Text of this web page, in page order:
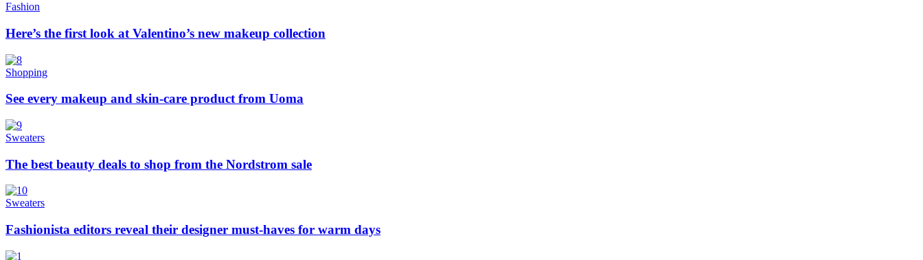
Fashion
Here’s the first look at Valentino’s new makeup collection
Shopping
See every makeup and skin-care product from Uoma
Sweaters
The best beauty deals to shop from the Nordstrom sale
Sweaters
Fashionista editors reveal their designer must-haves for warm days